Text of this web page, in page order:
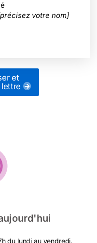
votre nom]
et
du lundi au vendredi.